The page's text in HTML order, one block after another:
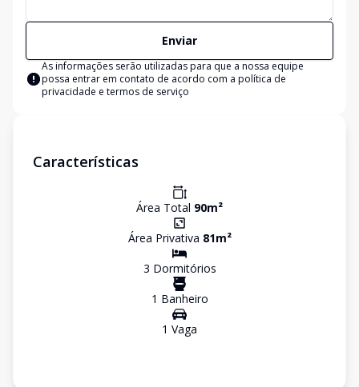
Enviar
As informações serão utilizadas para que a nossa equipe
possa entrar em contato de acordo com a política de
privacidade e termos de serviço
Características
Área Total 90m²
Área Privativa 81m²
3 Dormitórios
1 Banheiro
1 Vaga